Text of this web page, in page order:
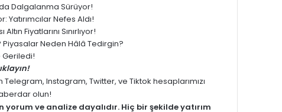
Dalgalanma Sürüyor!
Yatırımcılar Nefes Aldı!
Fiyatlarını Sınırlıyor!
Piyasalar Neden Hâlâ Tedirgin?
Geriledi!
Telegram, Instagram, Twitter, ve Tiktok hesaplarımızı
olun!
yorum ve analize dayalıdır. Hiç bir şekilde yatırım